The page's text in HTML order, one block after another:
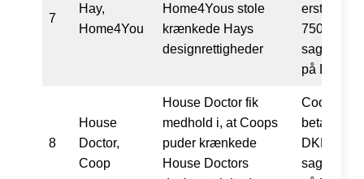
7
Hay,
Home4You
Home4Yous stole
krænkede Hays
designrettigheder
erstatning
750.000
på DKK
8
House
Doctor,
Coop
House Doctor fik
medhold i, at Coops
puder krænkede
House Doctors
Coop blev
betale
DKK